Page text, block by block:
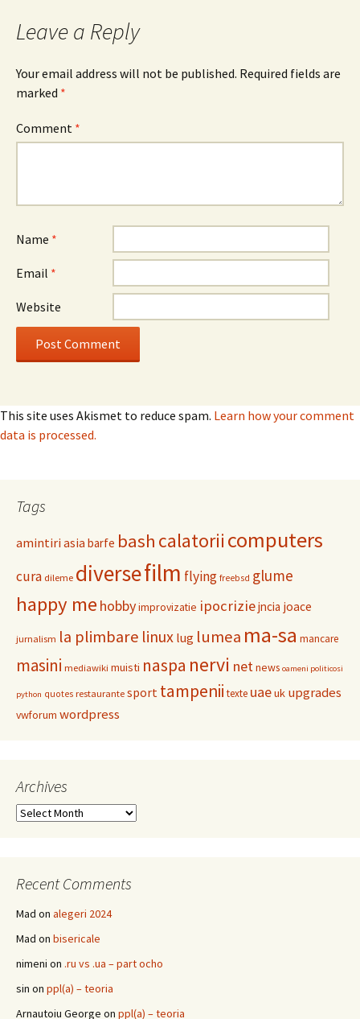
Leave a Reply
Your email address will not be published. Required fields are
marked *
Comment *
Name *
Email *
Website
This site uses Akismet to reduce spam. Learn how your comment
data is processed.
Tags
amintiriasia barfe bash calatorii computers
cura dileme diversefilm flying freebsd glume
happy me hobbyimprovizatie ipocriziejncia joace
jurnalism la plimbare linux lug lumea ma-sa mancare
masini mediawiki muisti naspa nervi netnews oameni politicosi
python quotes restaurante sport tampenii texte uaeuk upgrades
vwforum wordpress
Archives
Archives
Recent Comments
Mad on alegeri 2024
Mad on bisericale
nimeni on .ru vs .ua – part ocho
sin on ppl(a) – teoria
Arnautoiu George on ppl(a) – teoria